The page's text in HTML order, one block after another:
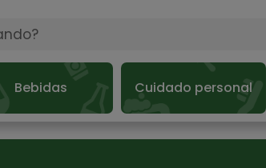
Bebidas Cuidado personal